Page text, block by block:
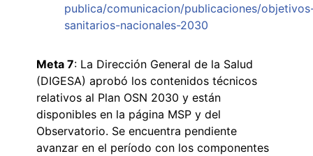
publica/comunicacion/publicaciones/
sanitarios-nacionales-2030
Meta 7: La Dirección General de la Salud
(DIGESA) aprobó los contenidos técnicos
relativos al Plan OSN 2030 y están
disponibles en la página MSP y del
Observatorio. Se encuentra pendiente
avanzar en el período con los componentes